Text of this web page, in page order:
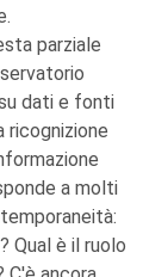
parziale
dati e fonti
ricognizione
a molti
Qual è il ruolo